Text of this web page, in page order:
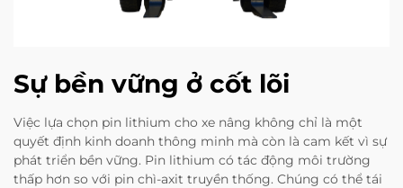
Sự bền vững ở cốt lõi
Việc lựa chọn pin lithium cho xe nâng không chỉ là một
quyết định kinh doanh thông minh mà còn là cam kết vì sự
phát triển bền vững. Pin lithium có tác động môi trường
thấp hơn so với pin chì-axit truyền thống. Chúng có thể tái